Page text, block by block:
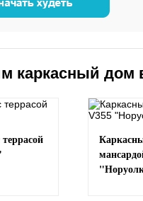
каркасный дом